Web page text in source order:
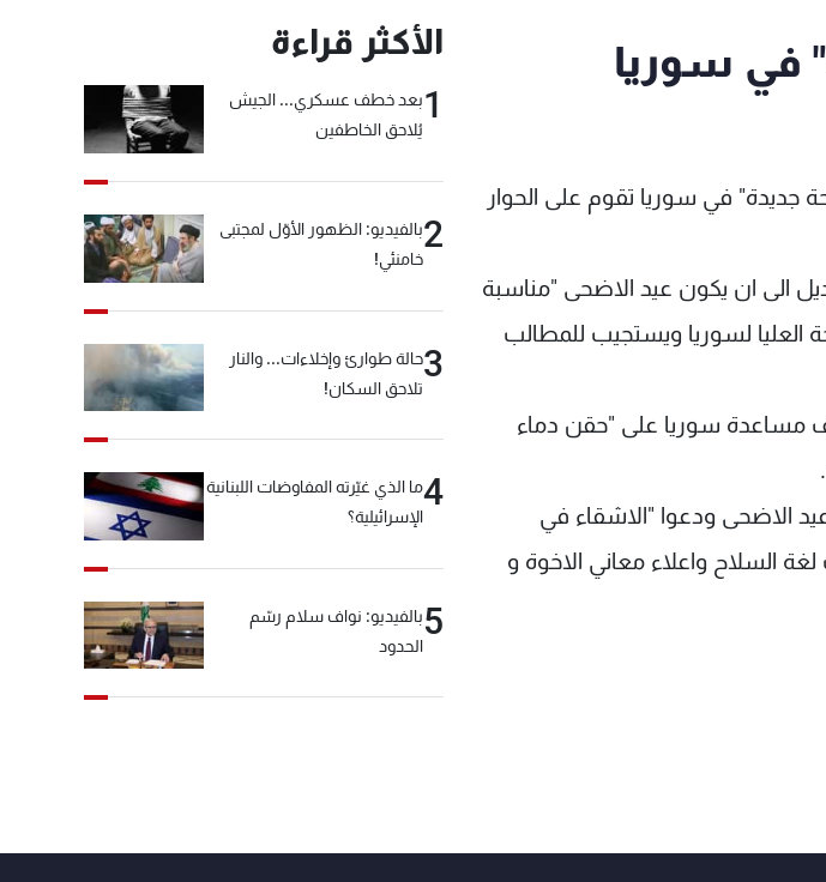
في سوريا
جديدة" في سوريا تقوم على الحوار
الى ان يكون عيد الاضحى "مناسبة
لسوريا ويستجيب للمطالب
مساعدة سوريا على "حقن دماء
الاضحى ودعوا "الاشقاء في
السلاح واعلاء معاني الاخوة و
الأكثر قراءة
1بعد خطف عسكري... الجيش
يُلاحق الخاطفين
2بالفيديو: الظهور الأوّل لمجتبى
خامنئي!
3حالة طوارئ وإخلاءات... والنار
تلاحق السكان!
4ما الذي غيّرته المفاوضات اللبنانية
الإسرائيلية؟
5بالفيديو: نواف سلام رسّم
الحدود